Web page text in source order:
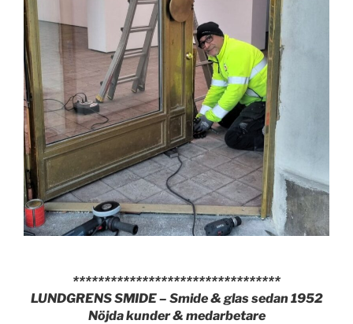
*********************************
LUNDGRENS SMIDE – Smide & glas sedan 1952
Nöjda kunder & medarbetare